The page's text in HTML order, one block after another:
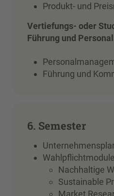
Produkt- und
Vertiefungs- oder
Führung und Personal
Führung und
6. Semester
Wahlpflichtmodule
Nachhaltige
Sustainable
Market